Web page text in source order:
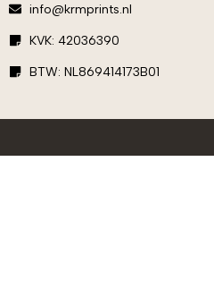
info@krmprints.nl
KVK: 42036390
BTW: NL869414173B01